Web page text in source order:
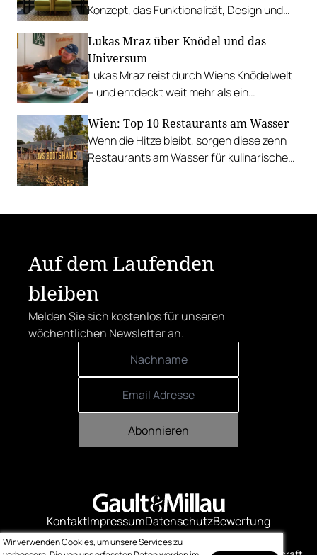
Konzept, das Funktionalität, Design und
Lukas Mraz über Knödel und das
Universum
Lukas Mraz reist durch Wiens Knödelwelt
– und entdeckt weit mehr als ein
Wien: Top 10 Restaurants am Wasser
Wenn die Hitze bleibt, sorgen diese zehn
Restaurants am Wasser für kulinarische
Auf dem Laufenden
bleiben
Melden Sie sich kostenlos für unseren
wöchentlichen Newsletter an.
Abonnieren
KontaktImpressumDatenschutzBewertung
Logo-Downloads
Wir verwenden Cookies, um unsere Services zu